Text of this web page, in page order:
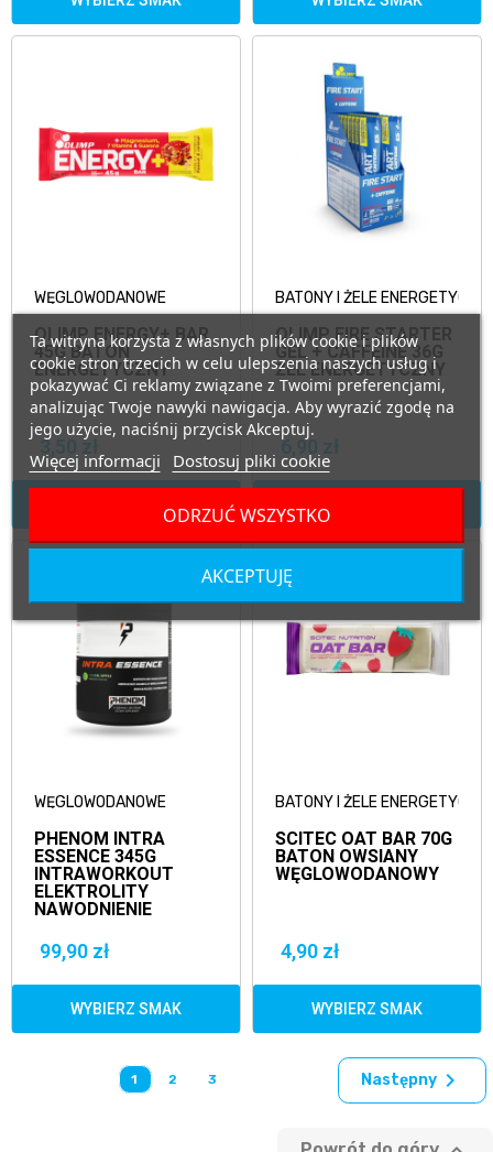
WĘGLOWODANOWE
OLIMP ENERGY+ BAR
45G BATON
ENERGETYCZNY
3,50 zł
BATONY I ŻELE
OLIMP FIRE STARTER
GEL + CAFFEINE 36G
ŻEL ENERGETYCZNY
6,90 zł
WĘGLOWODANOWE
PHENOM INTRA
ESSENCE 345G
INTRAWORKOUT
ELEKTROLITY
NAWODNIENIE
99,90 zł
WYBIERZ SMAK
BATONY I ŻELE
SCITEC OAT BAR 70G
BATON OWSIANY
WĘGLOWODANOWY
4,90 zł
WYBIERZ SMAK
1 2 3 Następny 
Ta witryna korzysta z własnych plików cookie i plików
cookie stron trzecich w celu ulepszenia naszych usług i
pokazywać Ci reklamy związane z Twoimi preferencjami,
analizując Twoje nawyki nawigacja. Aby wyrazić zgodę na
jego użycie, naciśnij przycisk Akceptuj.
Więcej informacji Dostosuj pliki cookie
ODRZUĆ WSZYSTKO
AKCEPTUJĘ